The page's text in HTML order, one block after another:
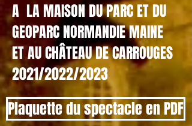
A LA MAISON DU PARC ET DU
GEOPARC NORMANDIE MAINE
ET AU CHÂTEAU DE CARROUGES
2021/2022/2023
Plaquette du spectacle en PDF